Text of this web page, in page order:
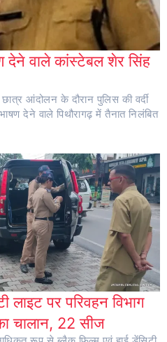
देने वाले कांस्टेबल शेर सिंह
आंदोलन के दौरान पुलिस की वर्दी
देने वाले पिथौरागढ़ में तैनात निलंबित
लाइट पर परिवहन विभाग
चालान, 22 सीज